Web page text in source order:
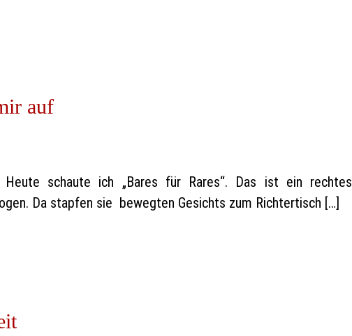
auf
Heute schaute ich „Bares für Rares“. Das ist ein rechtes
Da stapfen sie bewegten Gesichts zum Richtertisch […]